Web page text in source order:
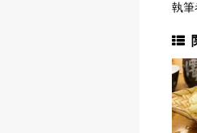
執筆